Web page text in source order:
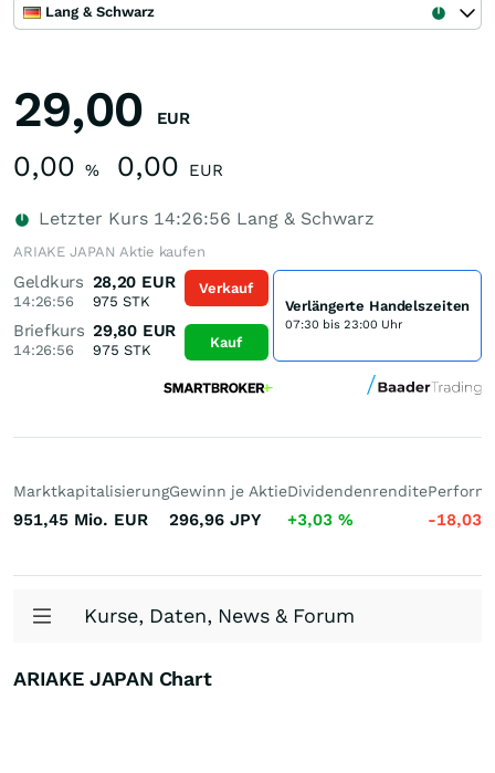
Lang & Schwarz
29,00 EUR
0,00 % 0,00 EUR
Letzter Kurs 14:26:56 Lang & Schwarz
ARIAKE JAPAN Aktie kaufen
Geldkurs
14:26:56
28,20 EUR
975 STK
Briefkurs
14:26:56
29,80 EUR
975 STK
Verkauf
Kauf
Verlängerte Handelszeiten
07:30 bis 23:00 Uhr
Marktkapitalisierung
951,45 Mio. EUR
Gewinn je Aktie
296,96 JPY
Dividendenrendite
+3,03 % -18,03
Kurse, Daten, News & Forum
ARIAKE JAPAN Chart